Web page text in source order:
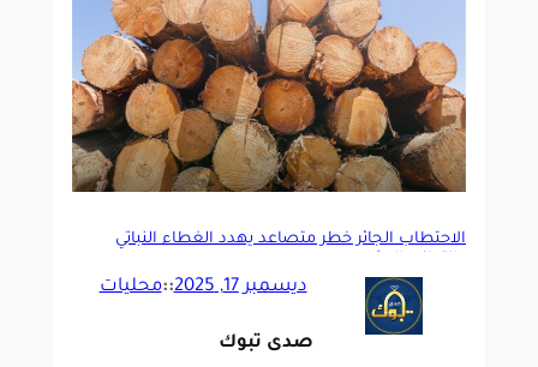
الاحتطاب الجائر خطر متصاعد يهدد الغطاء النباتي
ديسمبر 17, 2025 ::محليات
صدى تبوك